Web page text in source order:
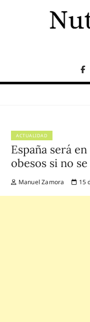
ACTUALIDAD
España será
obesos si no
Manuel Zamora 15